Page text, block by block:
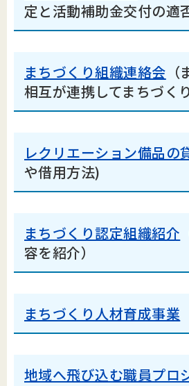
定と活動補助金交付の適
まちづくり組織連絡会
相互が連携してまちづく
レクリエーション備品の
や借用方法)
まちづくり認定組織紹介
容を紹介）
まちづくり人材育成事業
地域へ飛び込む職員プロ